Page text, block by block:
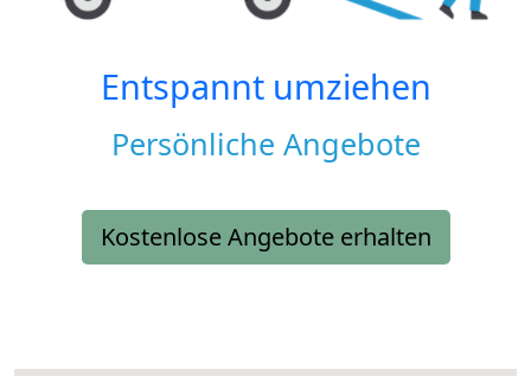
Entspannt umziehen
Persönliche Angebote
Kostenlose Angebote erhalten